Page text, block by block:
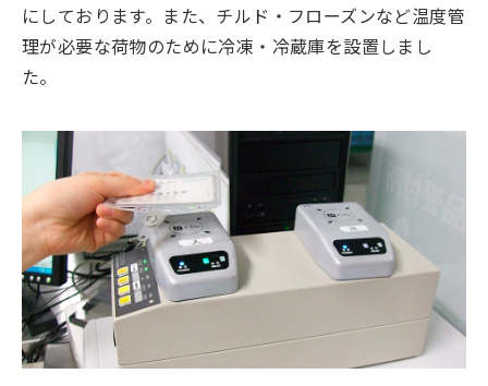
にしております。また、チルド・フローズンなど温度管
理が必要な荷物のために冷凍・冷蔵庫を設置しまし
た。